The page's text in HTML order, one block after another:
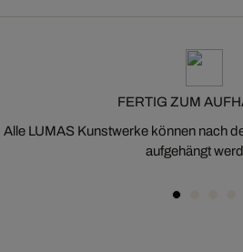
FERTIG ZUM
Alle LUMAS Kunstwerke können nach
aufgehängt